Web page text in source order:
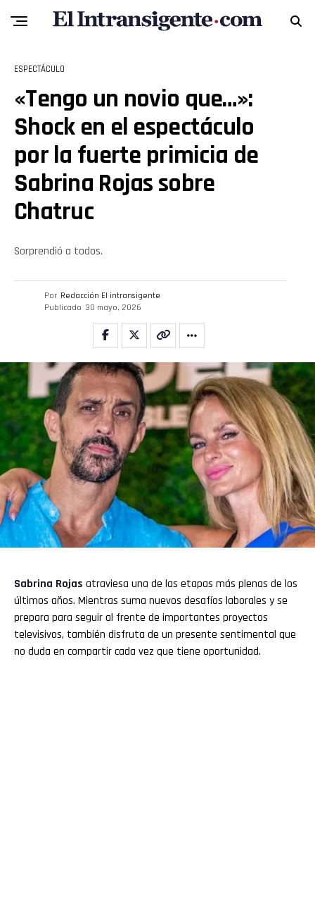
ESPECTÁCULO
«Tengo un novio que…»:
Shock en el espectáculo
por la fuerte primicia de
Sabrina Rojas sobre
Chatruc
Sorprendió a todos.
Por Redacción El intransigente
Publicado 30 mayo, 2026
Sabrina Rojas atraviesa una de las etapas más plenas de los
últimos años. Mientras suma nuevos desafíos laborales y se
prepara para seguir al frente de importantes proyectos
televisivos, también disfruta de un presente sentimental que
no duda en compartir cada vez que tiene oportunidad.
Flipboard
Reddit